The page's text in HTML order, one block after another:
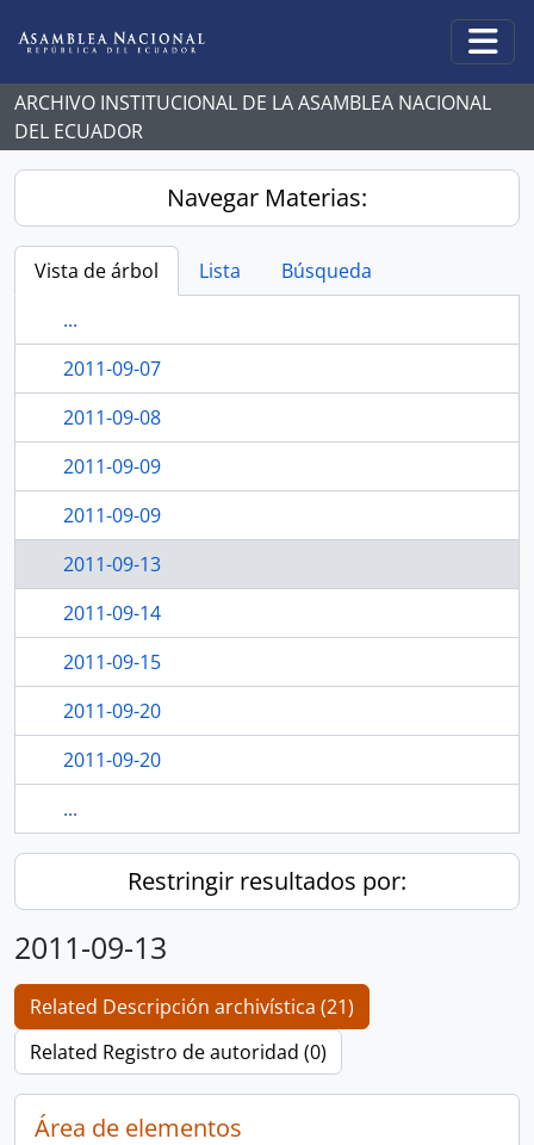
ARCHIVO INSTITUCIONAL DE LA ASAMBLEA NACIONAL
DEL ECUADOR
Navegar Materias:
Vista de árbol Lista
Búsqueda
...
2011-09-07
2011-09-08
2011-09-09
2011-09-09
2011-09-13
2011-09-14
2011-09-15
2011-09-20
2011-09-20
...
Restringir resultados por:
2011-09-13
Related Descripción archivística (21)
Related Registro de autoridad (0)
Área de elementos